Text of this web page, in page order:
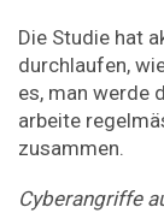
Die Studie hat
durchlaufen,
es, man werde
arbeite
zusammen.
Cyberangriffe